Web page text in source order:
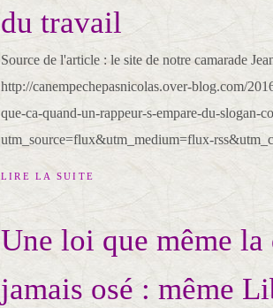
du travail
Source de l'article : le site de notre camarade
http://canempechepasnicolas.over-blog.com/
que-ca-quand-un-rappeur-s-empare-du-slogan-
utm_source=flux&utm_medium=flux-
LIRE LA SUITE
Une loi que même la
jamais osé : même